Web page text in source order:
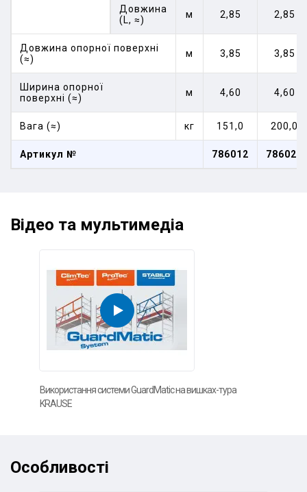
Артикул № 786012 786029
Довжина
(L, ≈)
м 2,85 2,85
Довжина опорної поверхні
(≈)
м 3,85 3,85
Ширина опорної
поверхні (≈)
м 4,60 4,60
Вага (≈) кг 151,0 200,0
Відео та мультимедіа
Використання системи GuardMatic на вишках-тура
KRAUSE
Особливості